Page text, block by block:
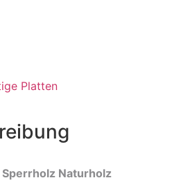
Platten
Sperrholz Naturholz